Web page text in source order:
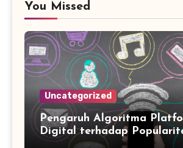
You Missed
Uncategorized
Pengaruh Algoritma
Digital terhadap
Trending Harian